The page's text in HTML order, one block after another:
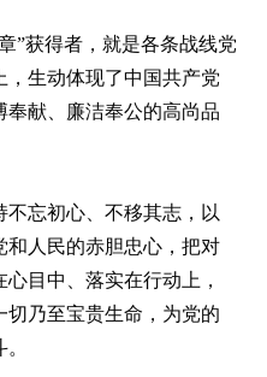
”获得者，就是各条战线党
，生动体现了中国共产党
奉献、廉洁奉公的高尚品
忘初心、不移其志，以
和人民的赤胆忠心，把对
目中、落实在行动上，
切乃至宝贵生命，为党的